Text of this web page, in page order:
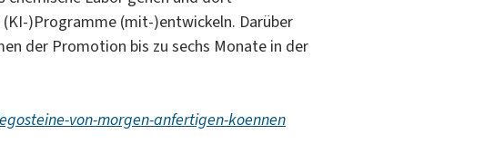
)Programme (mit-)entwickeln. Darüber
der Promotion bis zu sechs Monate in der
von-morgen-anfertigen-koennen